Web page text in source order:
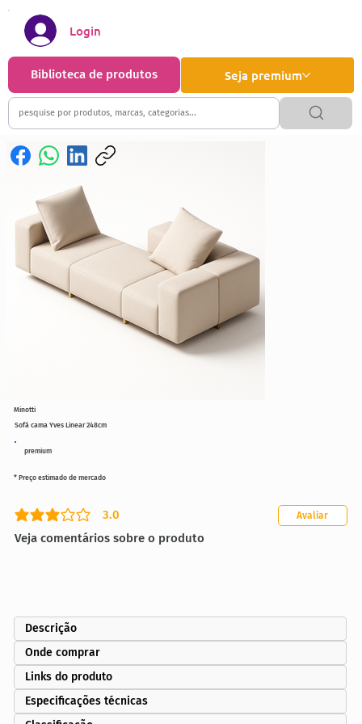
Seja premium
Biblioteca de produtos
Login
premium
Sofá cama Yves Linear 248cm
3.0
classificação média é 3 de 5
Veja comentários sobre o produto
Avaliar
* Preço estimado de mercado
Minotti
Descrição
Onde comprar
Links do produto
Especificações técnicas